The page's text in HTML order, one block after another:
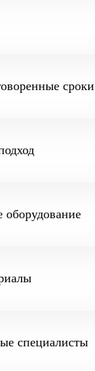
сроки
оборудование
специалисты